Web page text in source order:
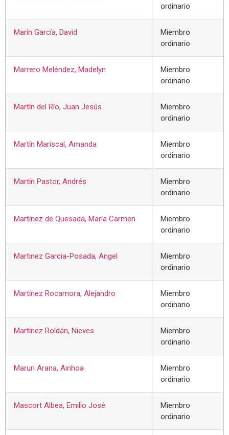
ordinario
Marín García, David
Miembro
ordinario
Marrero Meléndez, Madelyn
Miembro
ordinario
Martín del Río, Juan Jesús
Miembro
ordinario
Martín Mariscal, Amanda
Miembro
ordinario
Martín Pastor, Andrés
Miembro
ordinario
Martínez de Quesada, María Carmen
Miembro
ordinario
Martinez Garcia-Posada, Angel
Miembro
ordinario
Martínez Rocamora, Alejandro
Miembro
ordinario
Martínez Roldán, Nieves
Miembro
ordinario
Maruri Arana, Ainhoa
Miembro
ordinario
Mascort Albea, Emilio José
Miembro
ordinario